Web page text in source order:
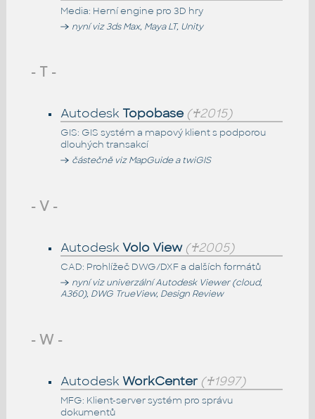
Media: Herní engine pro 3D hry
nyní viz 3ds Max, Maya LT, Unity
- T -
Autodesk Topobase (♰2015)
GIS: GIS systém a mapový klient s podporou
dlouhých transakcí
částečně viz MapGuide a twiGIS
- V -
Autodesk Volo View (♰2005)
CAD: Prohlížeč DWG/DXF a dalších formátů
nyní viz univerzální Autodesk Viewer (cloud,
A360), DWG TrueView, Design Review
- W -
Autodesk WorkCenter (♰1997)
MFG: Klient-server systém pro správu
dokumentů